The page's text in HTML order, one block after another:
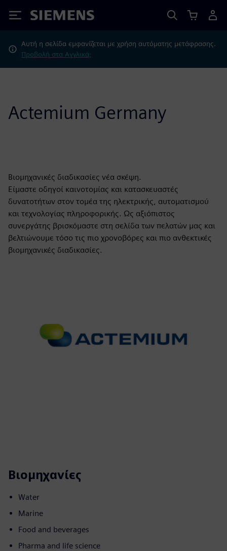
Siemens
Αυτή η σελίδα εμφανίζεται με χρήση αυτόματης μετάφρασης.
Προβολή στα Αγγλικά;
Actemium Germany
Βιομηχανικές διαδικασίες νέα σκέψη.
Είμαστε οδηγοί καινοτομίας και κατασκευαστές
δυνατοτήτων στον τομέα της ηλεκτρικής, αυτοματισμού
και τεχνολογίας πληροφορικής. Ως αξιόπιστος
συνεργάτης βρισκόμαστε στη σελίδα των πελατών μας και
βελτιώνουμε τόσο τις πιο χρονοβόρες και πιο ανθεκτικές
βιομηχανικές διαδικασίες.
Βιομηχανίες
Water
Marine
Food and beverages
Pharma and life science